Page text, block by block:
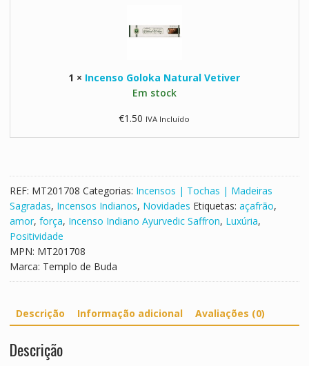
r
M
a
r
p
a
a
V
i
e
o
G
l
o
a
t
u
t
1 × Incenso Goloka Natural Vetiver
Em stock
€1.50 IVA Incluído
REF: MT201708 Categorias: Incensos | Tochas | Madeiras
Sagradas, Incensos Indianos, Novidades Etiquetas: açafrão,
amor, força, Incenso Indiano Ayurvedic Saffron, Luxúria,
Positividade
MPN: MT201708
Marca: Templo de Buda
Descrição Informação adicional Avaliações (0)
Descrição